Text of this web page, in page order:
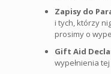
Zapisy do
i tych, którzy
prosimy o
Gift Aid
wypełnienia